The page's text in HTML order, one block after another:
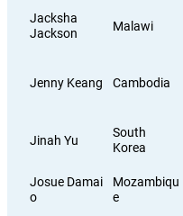
Jacksha
Jackson
Malawi
Jenny Keang Cambodia
Jinah Yu
South
Korea
Josue Damai
o
Mozambiqu
e